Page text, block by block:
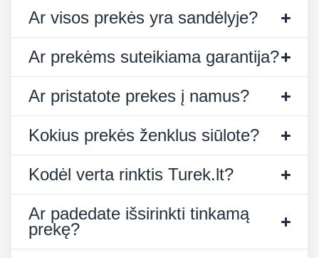
Ar visos prekės yra sandėlyje?
Ar prekėms suteikiama garantija?
Ar pristatote prekes į namus?
Kokius prekės ženklus siūlote?
Kodėl verta rinktis Turek.lt?
Ar padedate išsirinkti tinkamą
prekę?